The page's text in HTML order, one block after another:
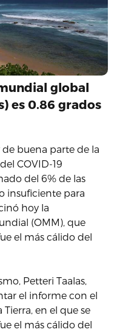
global
es 0.86 grados
buena parte de la
COVID-19
del 6% de las
insuficiente para
hoy la
(OMM), que
el más cálido del
Petteri Taalas,
el informe con el
en el que se
el más cálido del